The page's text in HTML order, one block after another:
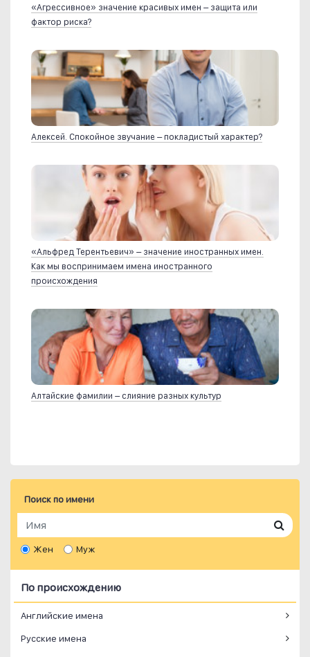
«Агрессивное» значение красивых имен – защита или
фактор риска?
Алексей. Спокойное звучание – покладистый характер?
«Альфред Терентьевич» – значение иностранных имен.
Как мы воспринимаем имена иностранного
происхождения
Алтайские фамилии – слияние разных культур
Поиск по имени
Жен Муж
По происхождению
Английские имена
Русские имена